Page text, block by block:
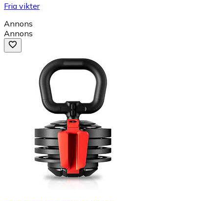
Fria vikter
Annons
Annons